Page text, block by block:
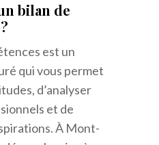
bilan de
est un
qui vous permet
d’analyser
et de
À Mont-